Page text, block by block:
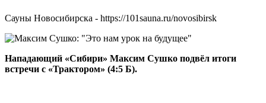
Сауны Новосибирска - https://101sauna.ru/novosibirsk
Нападающий «Сибири» Максим Сушко подвёл итоги
встречи с «Трактором» (4:5 Б).